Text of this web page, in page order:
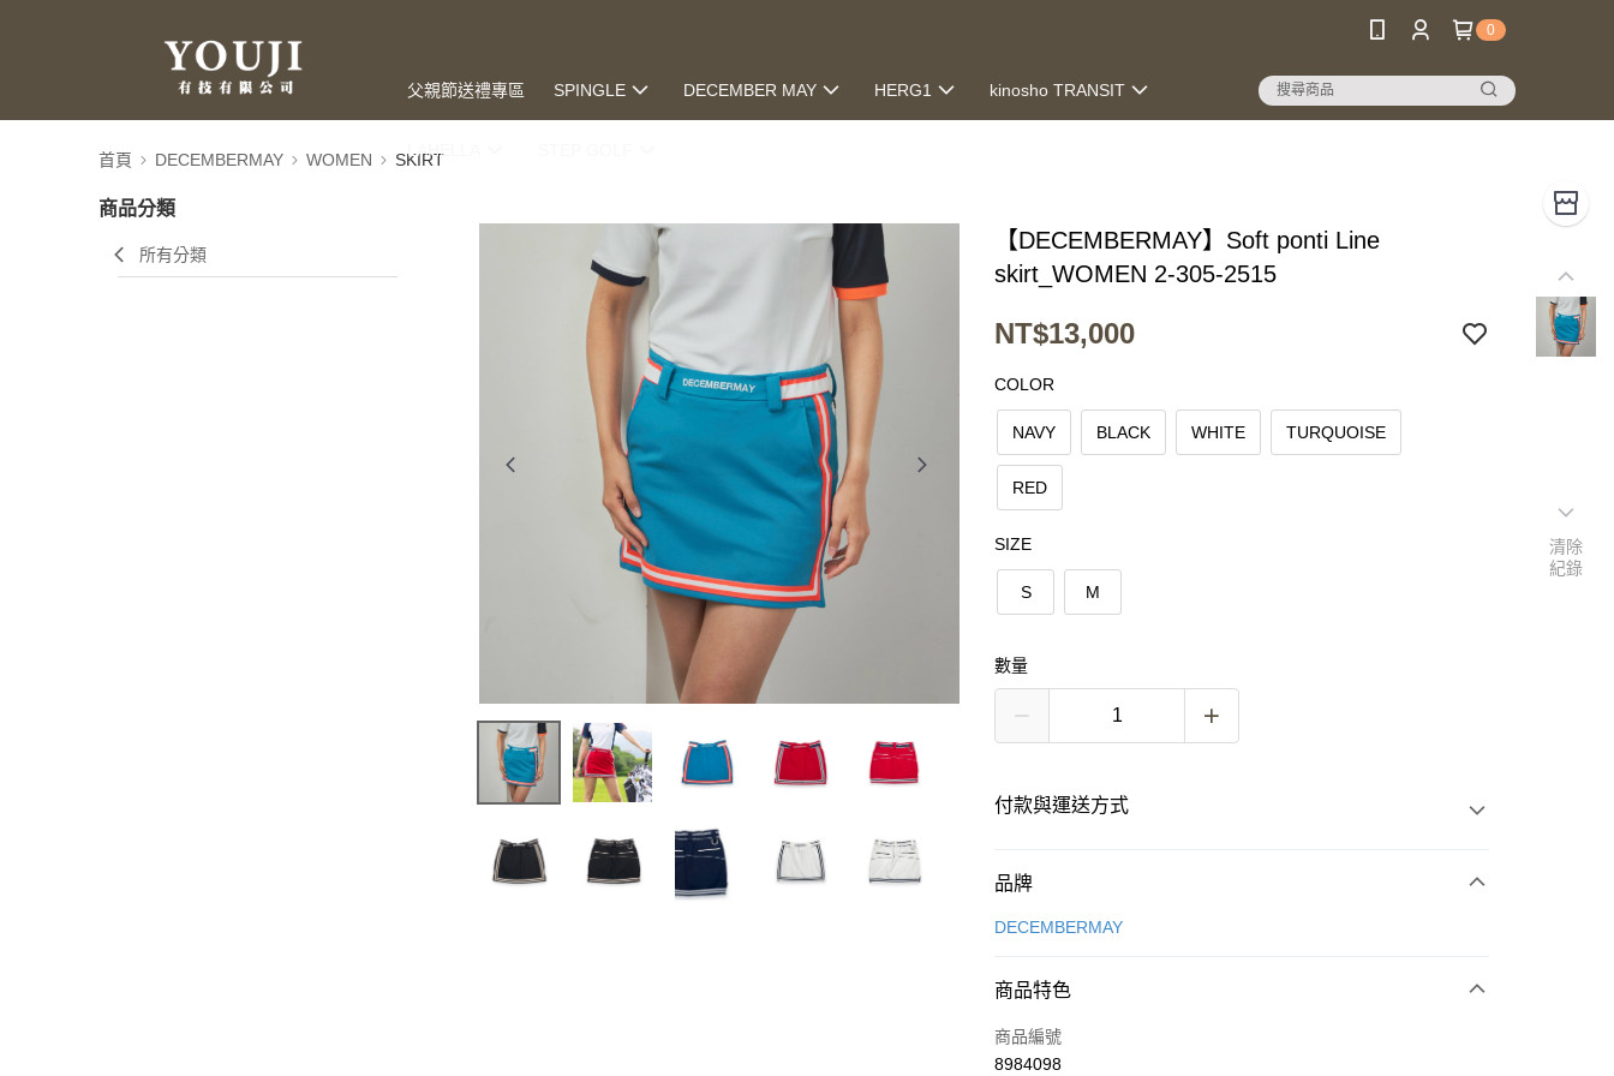
0
父親節送禮專區 SPINGLE DECEMBER MAY HERG1 kinosho TRANSIT
LAHELLA
首頁 DECEMBERMAY WOMEN SKIRT
商品分類
所有分類
【DECEMBERMAY】Soft ponti Line
skirt_WOMEN 2-305-2515
NT$13,000
COLOR
NAVY BLACK WHITE TURQUOISE
RED
SIZE
S M
數量
付款與運送方式
付款方式
信用卡一次付款
Apple Pay
品牌
DECEMBERMAY
商品特色
商品編號
8984098
清除
紀錄